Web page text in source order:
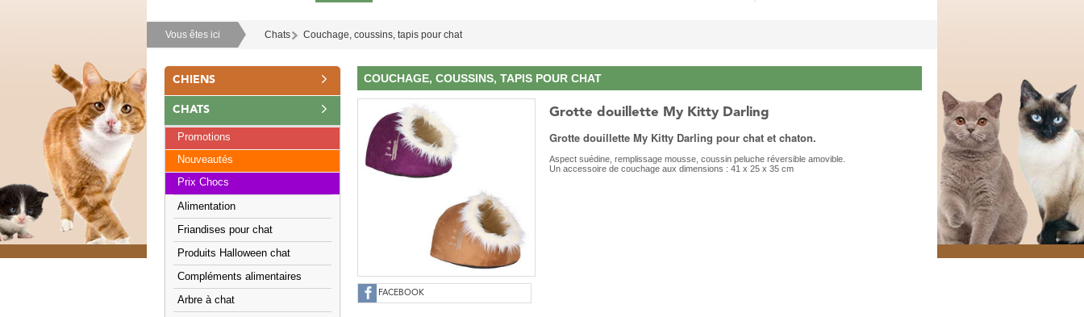
Vous êtes ici Chats Couchage, coussins, tapis pour chat
CHIENS
CHATS
Promotions
Nouveautés
Prix Chocs
Alimentation
Friandises pour chat
Produits Halloween chat
Compléments alimentaires
Arbre à chat
COUCHAGE, COUSSINS, TAPIS POUR CHAT
FACEBOOK
Grotte douillette My Kitty Darling
Grotte douillette My Kitty Darling pour chat et chaton.
Aspect suédine, remplissage mousse, coussin peluche réversible amovible.
Un accessoire de couchage aux dimensions : 41 x 25 x 35 cm